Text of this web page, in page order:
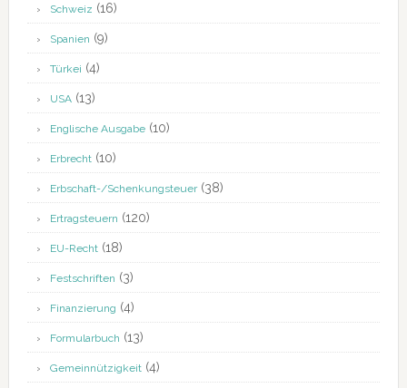
Schweiz (16)
Spanien (9)
Türkei (4)
USA(13)
Englische Ausgabe(10)
Erbrecht(10)
Erbschaft-/Schenkungsteuer(38)
Ertragsteuern (120)
EU-Recht(18)
Festschriften (3)
Finanzierung (4)
Formularbuch (13)
Gemeinnützigkeit(4)